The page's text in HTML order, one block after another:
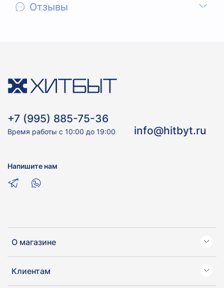
Отзывы
О магазине
Клиентам
+7 (995) 885-75-36
Время работы с 10:00 до 19:00 info@hitbyt.ru
Напишите нам